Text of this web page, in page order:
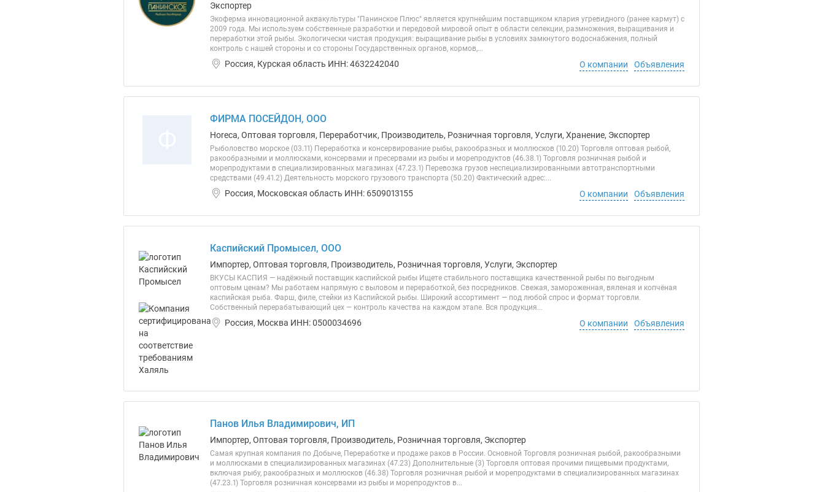
Экспортер
Экоферма инновационной аквакультуры "Панинское Плюс" является крупнейшим поставщиком клария угревидного (ранее кармут) с
2009 года. Мы используем собственные разработки и передовой мировой опыт в области селекции, размножения, выращивания и
переработки этой рыбы. Экологически чистая продукция: выращивание рыбы в условиях замкнутого водоснабжения, полный
контроль с нашей стороны и со стороны Государственных органов, кормов,...
Россия, Курская область ИНН: 4632242040 О компании Объявления
ФИРМА ПОСЕЙДОН, ООО
Horeca, Оптовая торговля, Переработчик, Производитель, Розничная торговля, Услуги, Хранение, Экспортер
Рыболовство морское (03.11) Переработка и консервирование рыбы, ракообразных и моллюсков (10.20) Торговля оптовая рыбой,
ракообразными и моллюсками, консервами и пресервами из рыбы и морепродуктов (46.38.1) Торговля розничная рыбой и
морепродуктами в специализированных магазинах (47.23.1) Перевозка грузов неспециализированными автотранспортными
средствами (49.41.2) Деятельность морского грузового транспорта (50.20) Фактический адрес:...
Россия, Московская область ИНН: 6509013155 О компании Объявления
Каспийский Промысел, ООО
Импортер, Оптовая торговля, Производитель, Розничная торговля, Услуги, Экспортер
ВКУСЫ КАСПИЯ — надёжный поставщик каспийской рыбы Ищете стабильного поставщика качественной рыбы по выгодным
оптовым ценам? Мы работаем напрямую с выловом и переработкой, без посредников. Свежая, замороженная, вяленая и копчёная
каспийская рыба. Фарш, филе, стейки из Каспийской рыбы. Широкий ассортимент — под любой спрос и формат торговли.
Собственный перерабатывающий цех — контроль качества на каждом этапе. Вся продукция...
Россия, Москва ИНН: 0500034696 О компании Объявления
Панов Илья Владимирович, ИП
Импортер, Оптовая торговля, Производитель, Розничная торговля, Экспортер
Самая крупная компания по Добыче, Переработке и продаже раков в России. Основной Торговля розничная рыбой, ракообразными
и моллюсками в специализированных магазинах (47.23) Дополнительные (3) Торговля оптовая прочими пищевыми продуктами,
включая рыбу, ракообразных и моллюсков (46.38) Торговля розничная рыбой и морепродуктами в специализированных магазинах
(47.23.1) Торговля розничная консервами из рыбы и морепродуктов в...